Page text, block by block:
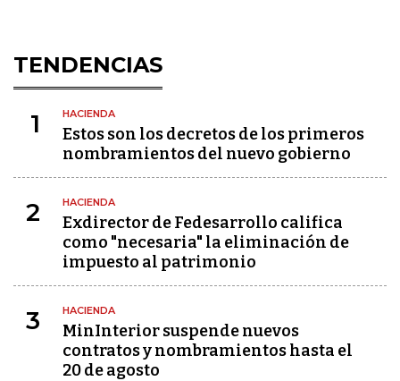
TENDENCIAS
1 HACIENDA
Estos son los decretos de los primeros
nombramientos del nuevo gobierno
2 HACIENDA
Exdirector de Fedesarrollo califica
como "necesaria" la eliminación de
impuesto al patrimonio
3 HACIENDA
MinInterior suspende nuevos
contratos y nombramientos hasta el
20 de agosto